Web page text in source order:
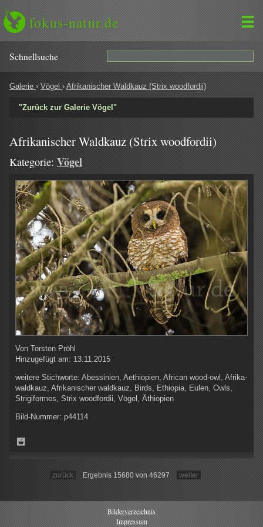
fokus-natur.de
Schnell­suche
Galerie › Vögel › Afrikanischer Waldkauz (Strix woodfordii)
"Zurück zur Galerie Vögel"
Afrikanischer Waldkauz (Strix woodfordii)
Kategorie: Vögel
Von Torsten Pröhl
Hinzugefügt am: 13.11.2015
weitere Stichworte: Abessinien, Aethiopien, African wood-owl, Afrika-
waldkauz, Afrikanischer waldkauz, Birds, Ethiopia, Eulen, Owls,
Strigiformes, Strix woodfordii, Vögel, Äthiopien
Bild-Nummer: p44114
zurück Ergebnis 15680 von 46297 weiter
Bilderverzeichnis
Impressum